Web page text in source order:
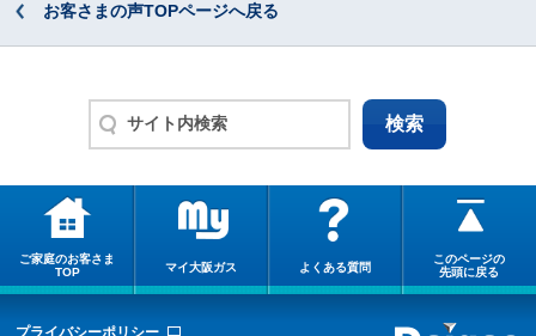
お客さまの声TOPページへ戻る
ご家庭のお客さま
TOP
マイ大阪ガス よくある質問
このページの
先頭に戻る
プライバシーポリシー